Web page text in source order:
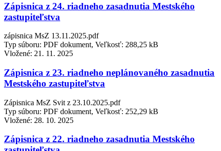
Zápisnica z 24. riadneho zasadnutia Mestského
zastupiteľstva
zápisnica MsZ 13.11.2025.pdf
Typ súboru: PDF dokument, Veľkosť: 288,25 kB
Vložené: 21. 11. 2025
Zápisnica z 23. riadneho neplánovaného zasadnutia
Mestského zastupiteľstva
Zápisnica MsZ Svit z 23.10.2025.pdf
Typ súboru: PDF dokument, Veľkosť: 252,29 kB
Vložené: 28. 10. 2025
Zápisnica z 22. riadneho zasadnutia Mestského